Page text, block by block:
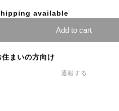
available
Add to cart
住まいの方向け
通報する